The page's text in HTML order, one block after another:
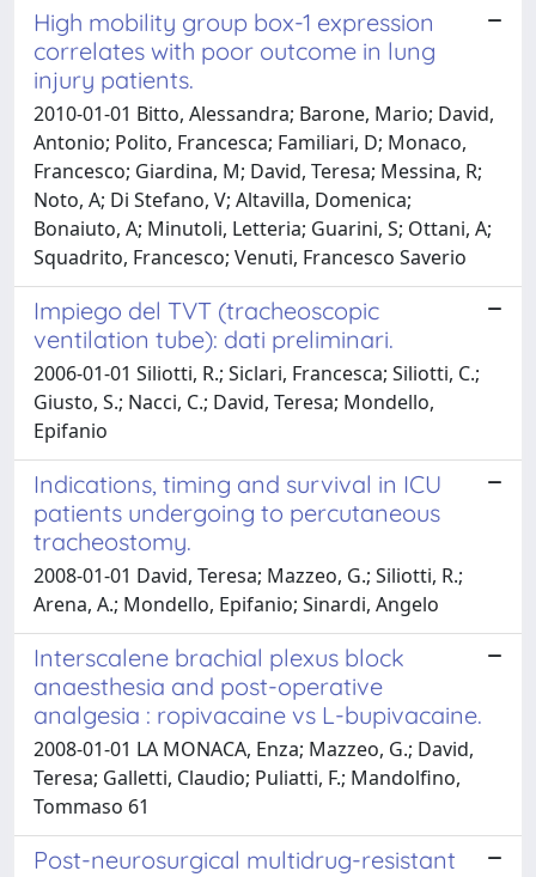
High mobility group box-1 expression
correlates with poor outcome in lung
injury patients.
2010-01-01 Bitto, Alessandra; Barone, Mario; David,
Antonio; Polito, Francesca; Familiari, D; Monaco,
Francesco; Giardina, M; David, Teresa; Messina, R;
Noto, A; Di Stefano, V; Altavilla, Domenica;
Bonaiuto, A; Minutoli, Letteria; Guarini, S; Ottani, A;
Squadrito, Francesco; Venuti, Francesco Saverio
Impiego del TVT (tracheoscopic
ventilation tube): dati preliminari.
2006-01-01 Siliotti, R.; Siclari, Francesca; Siliotti, C.;
Giusto, S.; Nacci, C.; David, Teresa; Mondello,
Epifanio
Indications, timing and survival in ICU
patients undergoing to percutaneous
tracheostomy.
2008-01-01 David, Teresa; Mazzeo, G.; Siliotti, R.;
Arena, A.; Mondello, Epifanio; Sinardi, Angelo
Interscalene brachial plexus block
anaesthesia and post-operative
analgesia : ropivacaine vs L-bupivacaine.
2008-01-01 LA MONACA, Enza; Mazzeo, G.; David,
Teresa; Galletti, Claudio; Puliatti, F.; Mandolfino,
Tommaso 61
Post-neurosurgical multidrug-resistant